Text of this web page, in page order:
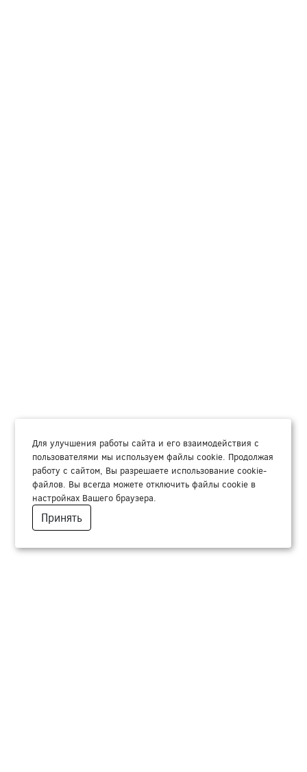
Для улучшения работы сайта и его взаимодействия с
пользователями мы используем файлы cookie. Продолжая
работу с сайтом, Вы разрешаете использование cookie-
файлов. Вы всегда можете отключить файлы cookie в
настройках Вашего браузера.
Принять